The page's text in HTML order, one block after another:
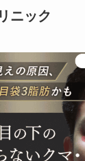
ニック